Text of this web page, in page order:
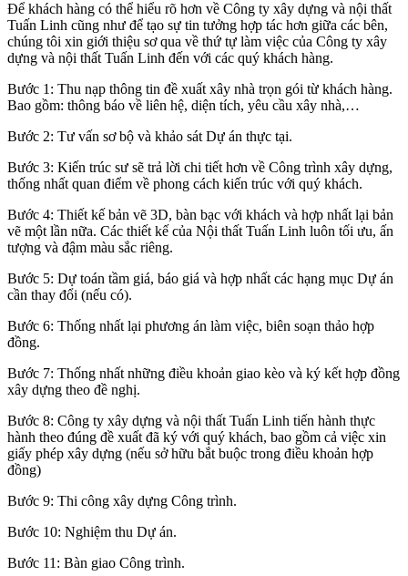
Để khách hàng có thể hiểu rõ hơn về Công ty xây dựng và nội thất
Tuấn Linh cũng như để tạo sự tin tưởng hợp tác hơn giữa các bên,
chúng tôi xin giới thiệu sơ qua về thứ tự làm việc của Công ty xây
dựng và nội thất Tuấn Linh đến với các quý khách hàng.
Bước 1: Thu nạp thông tin đề xuất xây nhà trọn gói từ khách hàng.
Bao gồm: thông báo về liên hệ, diện tích, yêu cầu xây nhà,…
Bước 2: Tư vấn sơ bộ và khảo sát Dự án thực tại.
Bước 3: Kiến trúc sư sẽ trả lời chi tiết hơn về Công trình xây dựng,
thống nhất quan điểm về phong cách kiến trúc với quý khách.
Bước 4: Thiết kế bản vẽ 3D, bàn bạc với khách và hợp nhất lại bản
vẽ một lần nữa. Các thiết kế của Nội thất Tuấn Linh luôn tối ưu, ấn
tượng và đậm màu sắc riêng.
Bước 5: Dự toán tầm giá, báo giá và hợp nhất các hạng mục Dự án
cần thay đổi (nếu có).
Bước 6: Thống nhất lại phương án làm việc, biên soạn thảo hợp
đồng.
Bước 7: Thống nhất những điều khoản giao kèo và ký kết hợp đồng
xây dựng theo đề nghị.
Bước 8: Công ty xây dựng và nội thất Tuấn Linh tiến hành thực
hành theo đúng đề xuất đã ký với quý khách, bao gồm cả việc xin
giấy phép xây dựng (nếu sở hữu bắt buộc trong điều khoản hợp
đồng)
Bước 9: Thi công xây dựng Công trình.
Bước 10: Nghiệm thu Dự án.
Bước 11: Bàn giao Công trình.